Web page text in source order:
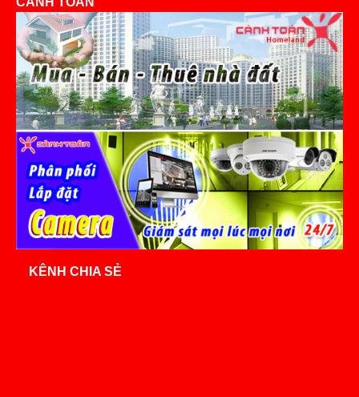
KÊNH CHIA SẺ